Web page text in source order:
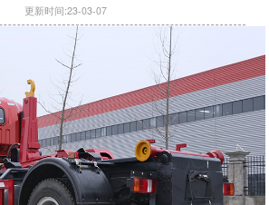
更新时间:23-03-07